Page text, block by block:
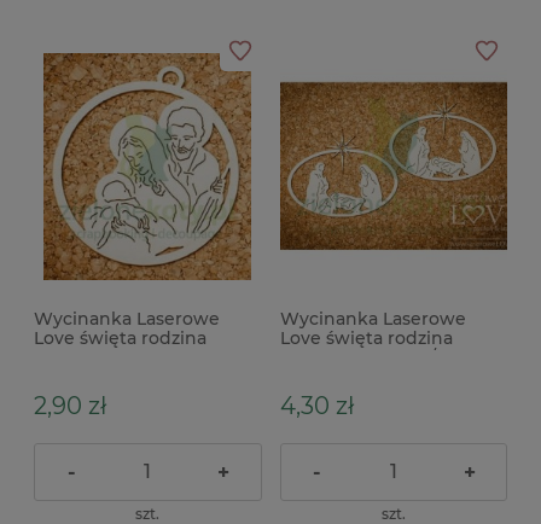
Wycinanka Laserowe
Love święta rodzina
2,90 zł
- +
szt.
Wycinanka Laserowe
Love święta rodzina
4,30 zł
- +
szt.